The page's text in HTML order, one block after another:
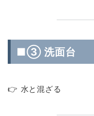
■③ 洗面台
👉 水と混ざる